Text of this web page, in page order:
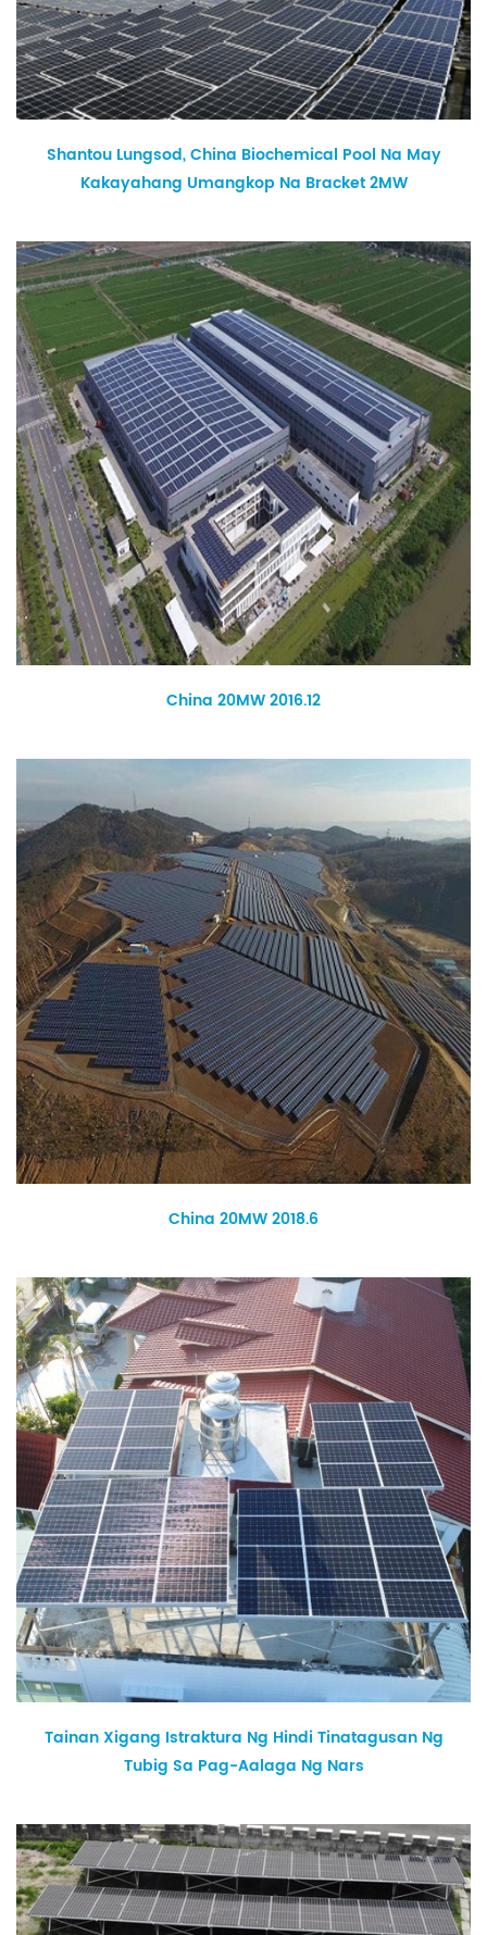
Shantou Lungsod, China Biochemical Pool Na May
Kakayahang Umangkop Na Bracket 2MW
China 20MW 2016.12
China 20MW 2018.6
Tainan Xigang Istraktura Ng Hindi Tinatagusan Ng
Tubig Sa Pag-Aalaga Ng Nars